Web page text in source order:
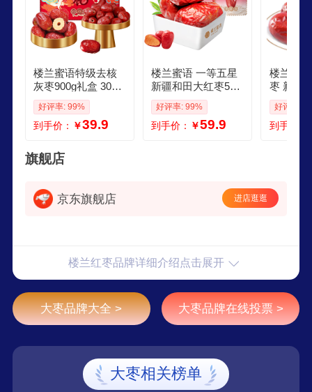
楼兰蜜语特级去核
灰枣900g礼盒 30小
包原味即食红枣新
疆特产蜜饯果干零
食
好评率: 99%
到手价： ￥39.9
楼兰蜜语 一等五星
新疆和田大红枣500
g袋3 蜜饯果干 新疆
大枣 新疆特产
好评率: 99%
到手价： ￥59.9
楼兰蜜
枣 新疆
粥 蜜饯
食
好评率:
到手价：
旗舰店
京东旗舰店 进店逛逛
楼兰红枣品牌详细介绍点击展开
大枣品牌大全 > 大枣品牌在线投票 >
大枣相关榜单